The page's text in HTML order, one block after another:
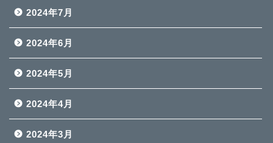
2024年7月
2024年6月
2024年5月
2024年4月
2024年3月